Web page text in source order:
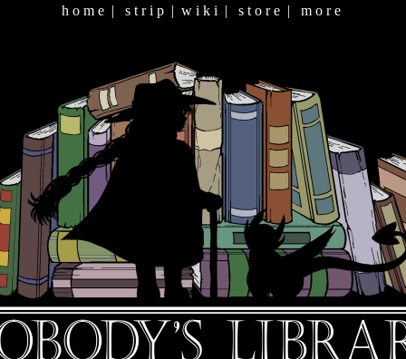
h o m e | s t r i p | w i k i | s t o r e | m o r e